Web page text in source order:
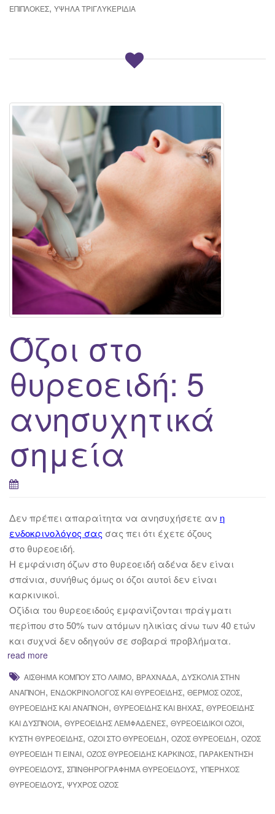
ΕΠΙΠΛΟΚΈΣ, ΥΨΗΛΆ ΤΡΙΓΛΥΚΕΡΊΔΙΑ
Όζοι στο
θυρεοειδή: 5
ανησυχητικά
σημεία
Δεν πρέπει απαραίτητα να ανησυχήσετε αν η
ενδοκρινολόγος σας σας πει ότι έχετε όζους
στο θυρεοειδή.
Η εμφάνιση όζων στο θυρεοειδή αδένα δεν είναι
σπάνια, συνήθως όμως οι όζοι αυτοί δεν είναι
καρκινικοί.
Οζίδια του θυρεοειδούς εμφανίζονται πράγματι
περίπου στο 50% των ατόμων ηλικίας άνω των 40 ετών
και συχνά δεν οδηγούν σε σοβαρά προβλήματα.
read more
ΑΊΣΘΗΜΑ ΚΌΜΠΟΥ ΣΤΟ ΛΑΙΜΌ, ΒΡΑΧΝΆΔΑ, ΔΥΣΚΟΛΊΑ ΣΤΗΝ
ΑΝΑΠΝΟΉ, ΕΝΔΟΚΡΙΝΟΛΌΓΟΣ ΚΑΙ ΘΥΡΕΟΕΙΔΉΣ, ΘΕΡΜΌΣ ΌΖΟΣ,
ΘΥΡΕΟΕΙΔΉΣ ΚΑΙ ΑΝΑΠΝΟΉ, ΘΥΡΕΟΕΙΔΉΣ ΚΑΙ ΒΉΧΑΣ, ΘΥΡΕΟΕΙΔΉΣ
ΚΑΙ ΔΎΣΠΝΟΙΑ, ΘΥΡΕΟΕΙΔΉΣ ΛΕΜΦΑΔΈΝΕΣ, ΘΥΡΕΟΕΙΔΙΚΟΊ ΌΖΟΙ,
ΚΎΣΤΗ ΘΥΡΕΟΕΙΔΉΣ, ΌΖΟΙ ΣΤΟ ΘΥΡΕΟΕΙΔΉ, ΌΖΟΣ ΘΥΡΕΟΕΙΔΉ, ΌΖΟΣ
ΘΥΡΕΟΕΙΔΉ ΤΙ ΕΊΝΑΙ, ΌΖΟΣ ΘΥΡΕΟΕΙΔΉΣ ΚΑΡΚΊΝΟΣ, ΠΑΡΑΚΈΝΤΗΣΗ
ΘΥΡΕΟΕΙΔΟΎΣ, ΣΠΙΝΘΗΡΟΓΡΆΦΗΜΑ ΘΥΡΕΟΕΙΔΟΎΣ, ΥΠΈΡΗΧΟΣ
ΘΥΡΕΟΕΙΔΟΎΣ, ΨΥΧΡΌΣ ΌΖΟΣ